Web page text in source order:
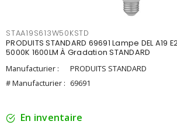
STAA19S613W50KSTD
PRODUITS STANDARD 69691 Lampe DEL A19
5000K 1600LM À Gradation STANDARD
Manufacturier :
PRODUITS STANDARD
# Manufacturier : 69691
En inventaire